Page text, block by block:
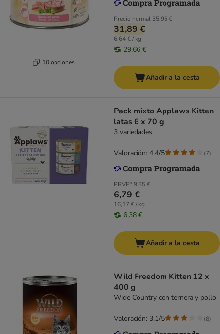
10 opciones
Precio normal 35,96 €
31,89 €
6,64 € / kg
29,66 €
Añadir a la cesta
Pack mixto Applaws Kitten
latas 6 x 70 g
3 variedades
PRVP*9,35 €
6,79 €
16,17 € / kg
6,38 €
Valoración: 4.4/5 (7)
Añadir a la cesta
Wild Freedom Kitten 12 x
400 g
Wide Country con ternera y pollo
Valoración: 3.1/5 (8)